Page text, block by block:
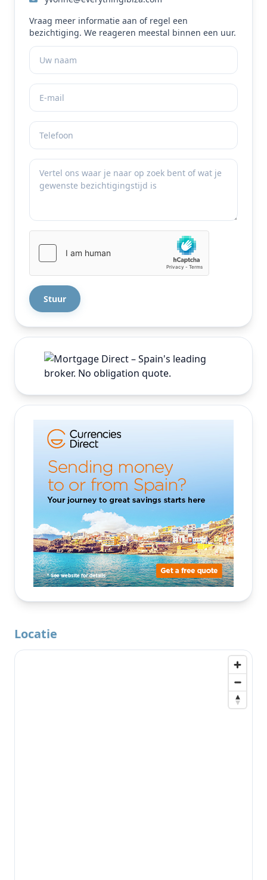
Vraag meer informatie aan of regel een
bezichtiging. We reageren meestal binnen een uur.
Locatie